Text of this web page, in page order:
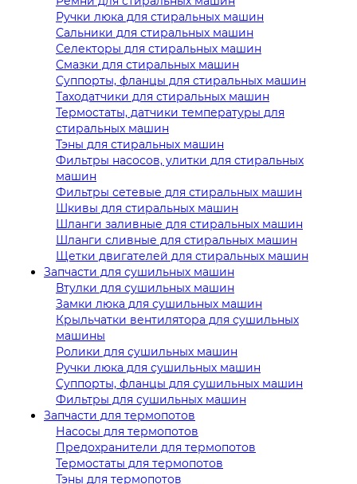
Ручки люка для стиральных машин
Сальники для стиральных машин
Селекторы для стиральных машин
Смазки для стиральных машин
Суппорты, фланцы для стиральных машин
Таходатчики для стиральных машин
Термостаты, датчики температуры для
стиральных машин
Тэны для стиральных машин
Фильтры насосов, улитки для стиральных
машин
Фильтры сетевые для стиральных машин
Шкивы для стиральных машин
Шланги заливные для стиральных машин
Шланги сливные для стиральных машин
Щетки двигателей для стиральных машин
Запчасти для сушильных машин
Втулки для сушильных машин
Замки люка для сушильных машин
Крыльчатки вентилятора для сушильных
машины
Ролики для сушильных машин
Ручки люка для сушильных машин
Суппорты, фланцы для сушильных машин
Фильтры для сушильных машин
Запчасти для термопотов
Насосы для термопотов
Предохранители для термопотов
Термостаты для термопотов
Тэны для термопотов